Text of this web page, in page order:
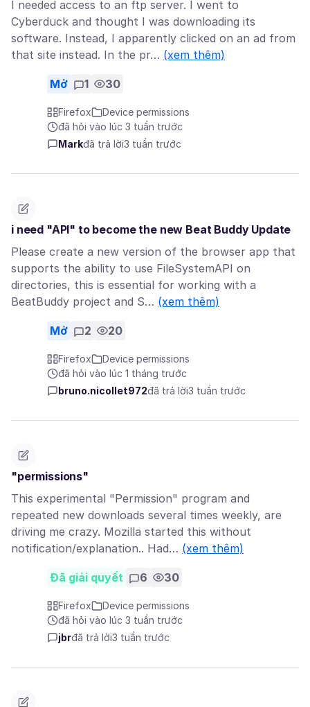
I needed access to an ftp server. I went to
Cyberduck and thought I was downloading its
software. Instead, I apparently clicked on an ad from
that site instead. In the pr… (xem thêm)
Mở 1 30
Firefox
Device permissions
đã hỏi vào lúc 3 tuần trước
Markđã trả lời3 tuần trước
i need "API" to become the new Beat Buddy Update
Please create a new version of the browser app that
supports the ability to use FileSystemAPI on
directories, this is essential for working with a
BeatBuddy project and S… (xem thêm)
Mở 2 20
Firefox
Device permissions
đã hỏi vào lúc 1 tháng trước
bruno.nicollet972đã trả lời3 tuần trước
"permissions"
This experimental "Permission" program and
repeated new downloads several times weekly, are
driving me crazy. Mozilla started this without
notification/explanation.. Had… (xem thêm)
Đã giải quyết 6 30
Firefox
Device permissions
đã hỏi vào lúc 3 tuần trước
jbrđã trả lời3 tuần trước